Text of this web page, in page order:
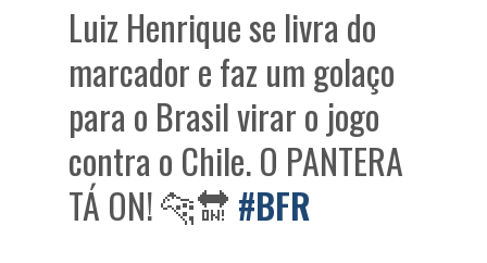
Luiz Henrique se livra do
marcador e faz um golaço
para o Brasil virar o jogo
contra o Chile. O PANTERA
TÁ ON! 🐆🔛 #BFR